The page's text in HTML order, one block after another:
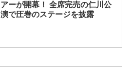
アーが開幕！ 全席完売の仁川公
演で圧巻のステージを披露